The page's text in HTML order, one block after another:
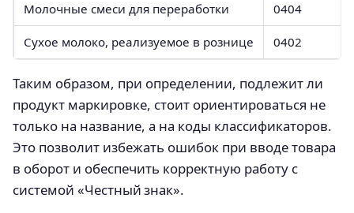
Молочные смеси для переработки 0404
Сухое молоко, реализуемое в рознице 0402
Таким образом, при определении, подлежит ли
продукт маркировке, стоит ориентироваться не
только на название, а на коды классификаторов.
Это позволит избежать ошибок при вводе товара
в оборот и обеспечить корректную работу с
системой «Честный знак».